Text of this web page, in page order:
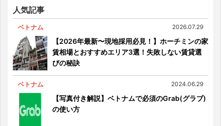
人気記事
ベトナム 2026.07.29
【2026年最新〜現地採用必見！】ホーチミンの家
賃相場とおすすめエリア3選！失敗しない賃貸選
びの秘訣
ベトナム 2024.06.29
【写真付き解説】ベトナムで必須のGrab(グラブ)
の使い方